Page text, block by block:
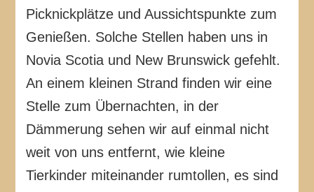
Picknickplätze und Aussichtspunkte zum
Genießen. Solche Stellen haben uns in
Novia Scotia und New Brunswick gefehlt.
An einem kleinen Strand finden wir eine
Stelle zum Übernachten, in der
Dämmerung sehen wir auf einmal nicht
weit von uns entfernt, wie kleine
Tierkinder miteinander rumtollen, es sind